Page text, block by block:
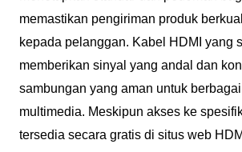
memastikan pengiriman produk
kepada pelanggan. Kabel HDMI yang
memberikan sinyal yang andal dan
sambungan yang aman untuk
multimedia. Meskipun akses ke
tersedia secara gratis di situs web